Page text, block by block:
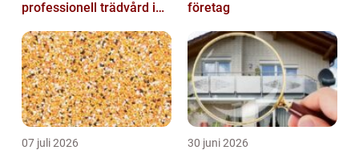
professionell trädvård i
företag
07 juli 2026 30 juni 2026